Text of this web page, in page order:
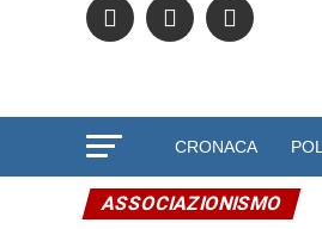
CRONACA
ASSOCIAZIONISMO